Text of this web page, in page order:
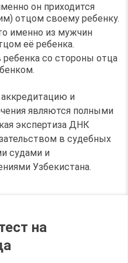
он приходится
отцом своему ребенку.
именно из мужчин
её ребенка.
со стороны отца
и
являются полными
экспертиза ДНК
в судебных
судами и
Узбекистана.
на